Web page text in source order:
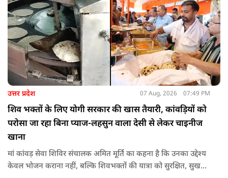
उत्तर प्रदेश 07 Aug, 2026 07:49 PM
शिव भक्तों के लिए योगी सरकार की खास तैयारी, कांवड़ियों को
परोसा जा रहा बिना प्याज-लहसुन वाला देसी से लेकर चाइनीज
खाना
मां कांवड़ सेवा शिविर संचालक अमित मूर्ति का कहना है कि उनका उद्देश्य
केवल भोजन कराना नहीं, बल्कि शिवभक्तों की यात्रा को सुरक्षित, सुखद